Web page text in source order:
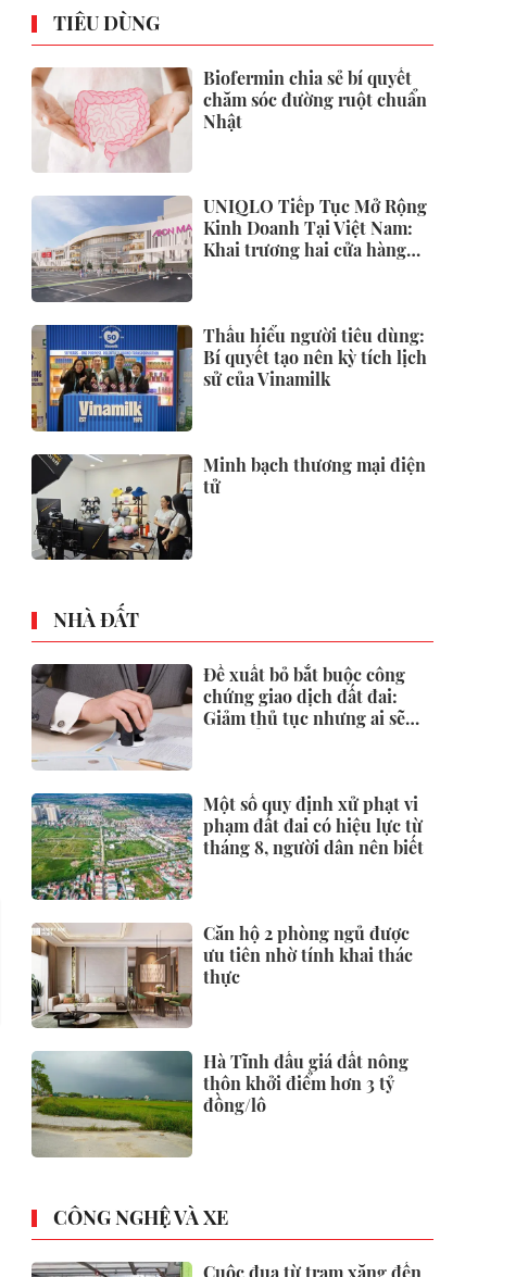
TIÊU DÙNG
Biofermin chia sẻ bí quyết
chăm sóc đường ruột chuẩn
Nhật
UNIQLO Tiếp Tục Mở Rộng
Kinh Doanh Tại Việt Nam:
Khai trương hai cửa hàng
Thấu hiểu người tiêu dùng:
Bí quyết tạo nên kỳ tích lịch
sử của Vinamilk
Minh bạch thương mại điện
tử
NHÀ ĐẤT
Đề xuất bỏ bắt buộc công
chứng giao dịch đất đai:
Giảm thủ tục nhưng ai sẽ
Một số quy định xử phạt vi
phạm đất đai có hiệu lực từ
tháng 8, người dân nên biết
Căn hộ 2 phòng ngủ được
ưu tiên nhờ tính khai thác
thực
Hà Tĩnh đấu giá đất nông
thôn khởi điểm hơn 3 tỷ
đồng/lô
CÔNG NGHỆ VÀ XE
Cuộc đua từ trạm xăng đến